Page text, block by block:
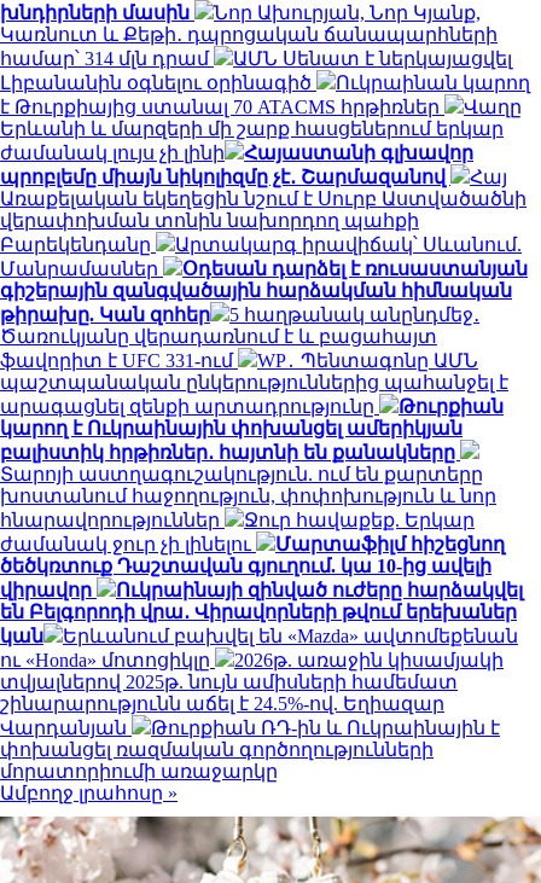
խնդիրների մասին
Նոր Ախուրյան, Նոր Կյանք,
Կառնուտ և Քեթի․ դպրոցական ճանապարհների
համար՝ 314 մլն դրամ
ԱՄՆ Սենատ է ներկայացվել
Լիբանանին օգնելու օրինագիծ
Ուկրաինան կարող
է Թուրքիայից ստանալ 70 ATACMS հրթիռներ
Վաղը
Երևանի և մարզերի մի շարք հասցեներում երկար
ժամանակ լույս չի լինի
Հայաստանի գլխավոր
պրոբլեմը միայն նիկոլիզմը չէ․ Շարմազանով
Հայ
Առաքելական եկեղեցին նշում է Սուրբ Աստվածածնի
վերափոխման տոնին նախորդող պահքի
Բարեկենդանը
Արտակարգ իրավիճակ՝ Սևանում.
Մանրամասներ
Օդեսան դարձել է ռուսաստանյան
գիշերային զանգվածային հարձակման հիմնական
թիրախը. Կան զոհեր
5 հաղթանակ անընդմեջ․
Ծառուկյանը վերադառնում է և բացահայտ
ֆավորիտ է UFC 331-ում
WP․ Պենտագոնը ԱՄՆ
պաշտպանական ընկերություններից պահանջել է
արագացնել զենքի արտադրությունը
Թուրքիան
կարող է Ուկրաինային փոխանցել ամերիկյան
բալիստիկ հրթիռներ․ հայտնի են քանակները
Տարոյի աստղագուշակություն. ում են քարտերը
խոստանում հաջողություն, փոփոխություն և նոր
հնարավորություններ
Ջուր հավաքեք. Երկար
ժամանակ ջուր չի լինելու
Մարտաֆիլմ հիշեցնող
ծեծկռտուք Դաշտավան գյուղում. կա 10-ից ավելի
վիրավոր
Ուկրաինայի զինված ուժերը հարձակվել
են Բելգորոդի վրա․ Վիրավորների թվում երեխաներ
կան
Երևանում բախվել են «Mazda» ավտոմեքենան
ու «Honda» մոտոցիկլը
2026թ. առաջին կիսամյակի
տվյալներով 2025թ. նույն ամիսների համեմատ
շինարարությունն աճել է 24.5%-ով. Եղիազար
Վարդանյան
Թուրքիան ՌԴ-ին և Ուկրաինային է
փոխանցել ռազմական գործողությունների
մորատորիումի առաջարկը
Ամբողջ լրահոսը »